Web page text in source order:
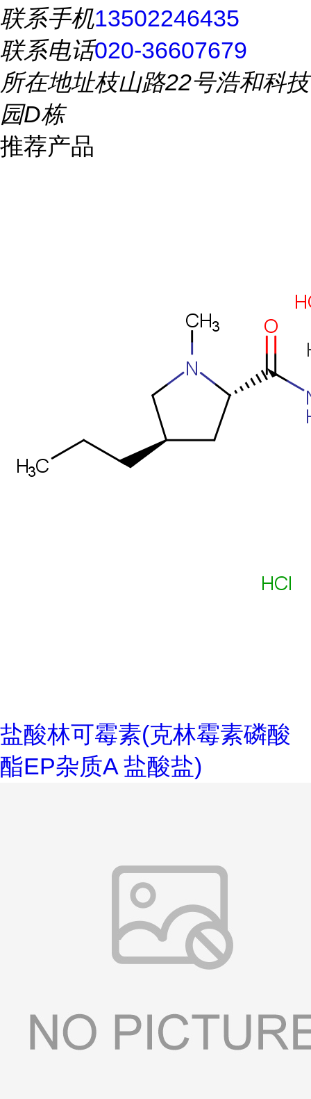
联系手机13502246435
联系电话020-36607679
所在地址枝山路22号浩和科技
园D栋
推荐产品
盐酸林可霉素(克林霉素磷酸
酯EP杂质A 盐酸盐)